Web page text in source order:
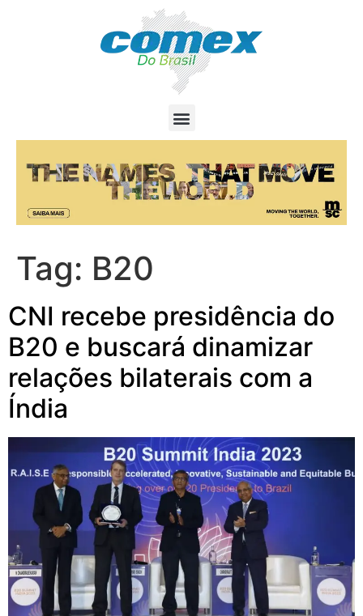
Tag: B20
CNI recebe presidência do
B20 e buscará dinamizar
relações bilaterais com a
Índia